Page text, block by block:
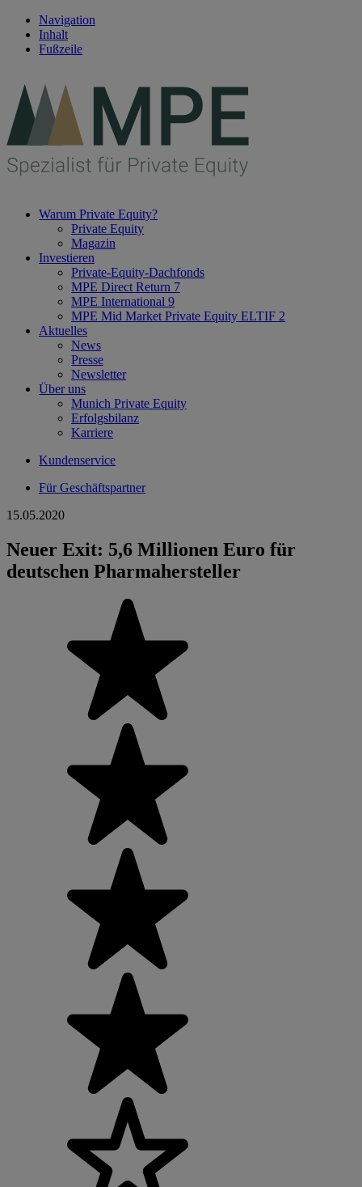
Navigation
Inhalt
Fußzeile
Warum Private Equity?
Private Equity
Magazin
Investieren
Private-Equity-Dachfonds
MPE Direct Return 7
MPE International 9
MPE Mid Market Private Equity ELTIF 2
Aktuelles
News
Presse
Newsletter
Über uns
Munich Private Equity
Erfolgsbilanz
Karriere
Kundenservice
Für Geschäftspartner
15.05.2020
Neuer Exit: 5,6 Millionen Euro für
deutschen Pharmahersteller